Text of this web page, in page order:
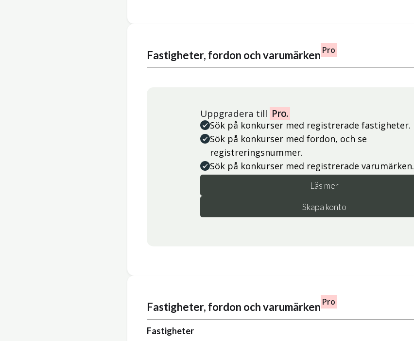
Fastigheter, fordon och varumärken Pro
Uppgradera till Pro.
Sök på konkurser med registrerade fastigheter.
Sök på konkurser med fordon, och se
registreringsnummer.
Sök på konkurser med registrerade varumärken.
Läs mer
Skapa konto
Fastigheter, fordon och varumärken Pro
Fastigheter